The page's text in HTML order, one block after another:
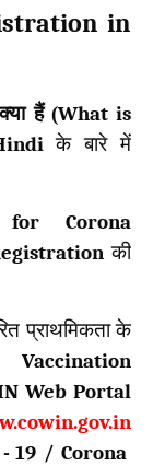
in
क्या हैं (What is
के बारे में
for Corona
की
प्राथमिकता के
Web Portal
-19 / Corona